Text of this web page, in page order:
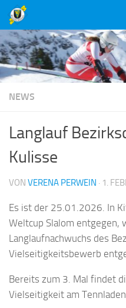
Unter dem Inhalt
NEWS
Langlauf
Kulisse
VON VERENA PERWEIN · 1.
Es ist der 25.01.2026. In
Weltcup Slalom entgegen,
Langlaufnachwuchs des
Vielseitigkeitsbewerb
Bereits zum 3. Mal findet
Vielseitigkeit am